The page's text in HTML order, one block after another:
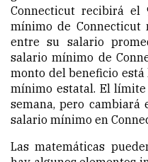
Connecticut recibirá
mínimo de
entre su salario
salario mínimo de
monto del beneficio
mínimo estatal. El
semana, pero cambiará
salario mínimo en
Las matemáticas